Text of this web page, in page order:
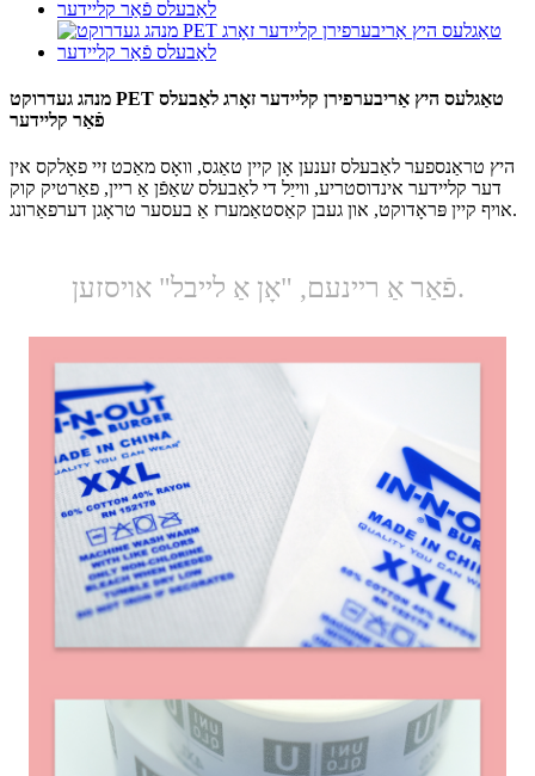
מנהג געדרוקט PET טאַגלעס היץ אַריבערפירן קליידער זאָרג לאַבעלס
פֿאַר קליידער
היץ טראַנספער לאַבעלס זענען אָן קיין טאַגס, וואָס מאַכט זיי פאָלקס אין
דער קליידער אינדוסטריע, ווייַל די לאַבעלס שאַפֿן אַ ריין, פאַרטיק קוק
אויף קיין פּראָדוקט, און געבן קאַסטאַמערז אַ בעסער טראָגן דערפאַרונג.
פֿאַר אַ ריינעם, "אָן אַ לייבל" אויסזען.